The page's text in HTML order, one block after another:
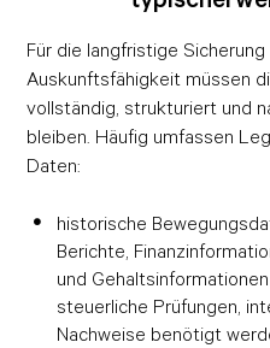
Für die langfristige
Auskunftsfähigkeit müssen
vollständig, strukturiert und
bleiben. Häufig umfassen
Daten:
historische
Berichte,
und
steuerliche Prüfungen,
Nachweise benötigt